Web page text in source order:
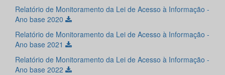
Relatório de Monitoramento da Lei de Acesso à Informação -
Ano base 2020
Relatório de Monitoramento da Lei de Acesso à Informação -
Ano base 2021
Relatório de Monitoramento da Lei de Acesso à Informação -
Ano base 2022